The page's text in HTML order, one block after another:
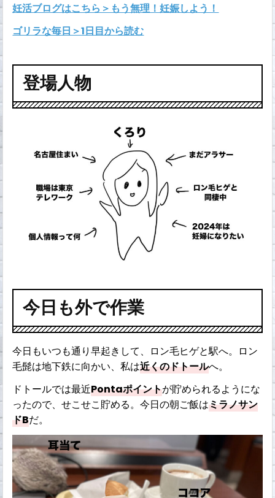
妊活ブログはこちら＞もう無理！妊娠しよう！
ゴリラな毎日＞1日目から読む
登場人物
今日も外で作業
今日もいつも通り早起きして、ロン毛ヒゲと駅へ。ロン
毛髭は地下鉄に向かい、私は近くのドトールへ。
ドトールでは最近Pontaポイントが貯められるようにな
ったので、せこせこ貯める。今日の朝ご飯はミラノサン
ドBだ。